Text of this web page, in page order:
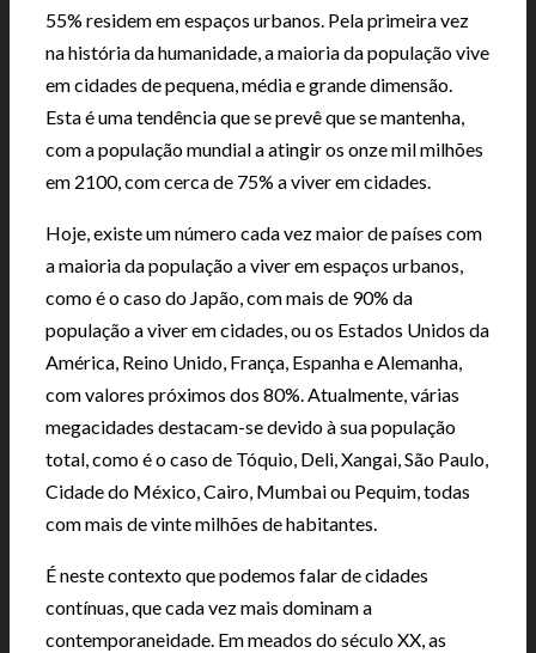
55% residem em espaços urbanos. Pela primeira vez
na história da humanidade, a maioria da população vive
em cidades de pequena, média e grande dimensão.
Esta é uma tendência que se prevê que se mantenha,
com a população mundial a atingir os onze mil milhões
em 2100, com cerca de 75% a viver em cidades.
Hoje, existe um número cada vez maior de países com
a maioria da população a viver em espaços urbanos,
como é o caso do Japão, com mais de 90% da
população a viver em cidades, ou os Estados Unidos da
América, Reino Unido, França, Espanha e Alemanha,
com valores próximos dos 80%. Atualmente, várias
megacidades destacam-se devido à sua população
total, como é o caso de Tóquio, Deli, Xangai, São Paulo,
Cidade do México, Cairo, Mumbai ou Pequim, todas
com mais de vinte milhões de habitantes.
É neste contexto que podemos falar de cidades
contínuas, que cada vez mais dominam a
contemporaneidade. Em meados do século XX, as